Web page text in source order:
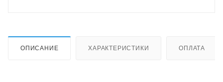
ОПИСАНИЕ ХАРАКТЕРИСТИКИ ОПЛАТА